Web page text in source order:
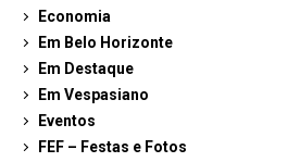
Economia
Em Belo Horizonte
Em Destaque
Em Vespasiano
Eventos
FEF – Festas e Fotos